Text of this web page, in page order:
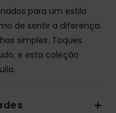
para um estilo
de sentir a diferença.
simples. Toques
e esta coleção